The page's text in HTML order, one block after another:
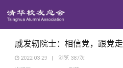
西南联大校友会
义工计划
新媒体平台
青春风采
戚发轫院士：相信党，跟党走
2022-03-29 | 浏览 387次